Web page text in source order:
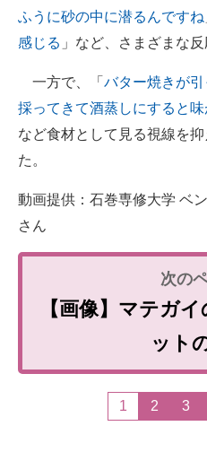
ふうに砂の中に潜るんですね
感じる 」など、さまざまな
一方で、「 バター焼きが引
採ってきて酒蒸しにすると
など食材として見る視線を
た。
動画提供：石巻専修大学 ベ
さん
【画像】マテガ
ット
1 2 3